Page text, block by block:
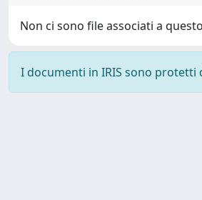
Non ci sono file associati a
I documenti in IRIS sono